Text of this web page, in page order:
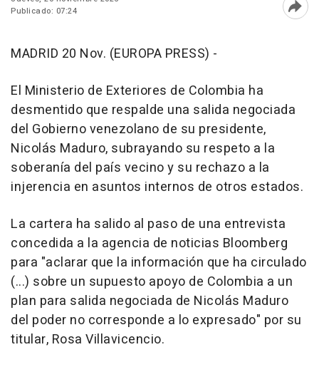
Publicado: 07:24
MADRID 20 Nov. (EUROPA PRESS) -
El Ministerio de Exteriores de Colombia ha
desmentido que respalde una salida negociada
del Gobierno venezolano de su presidente,
Nicolás Maduro, subrayando su respeto a la
soberanía del país vecino y su rechazo a la
injerencia en asuntos internos de otros estados.
La cartera ha salido al paso de una entrevista
concedida a la agencia de noticias Bloomberg
para "aclarar que la información que ha circulado
(...) sobre un supuesto apoyo de Colombia a un
plan para salida negociada de Nicolás Maduro
del poder no corresponde a lo expresado" por su
titular, Rosa Villavicencio.